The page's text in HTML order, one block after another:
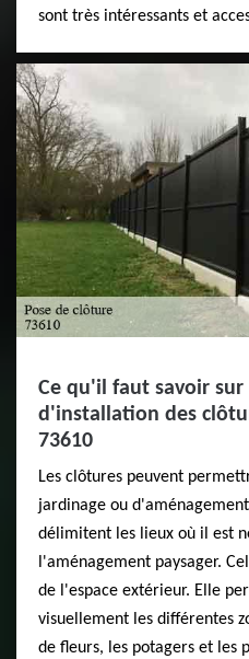
sont très intéressants et
Ce qu'il faut savoir sur
d'installation des
73610
Les clôtures peuvent
jardinage ou
délimitent les lieux où il est
l'aménagement paysager.
de l'espace extérieur. Elle
visuellement les différentes
de fleurs, les potagers et les